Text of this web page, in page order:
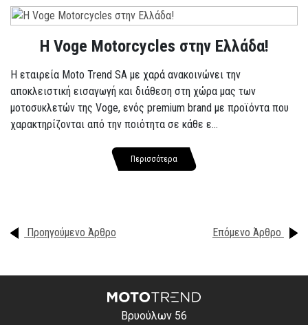
H Voge Motorcycles στην Ελλάδα!
Η εταιρεία Moto Trend SA με χαρά ανακοινώνει την
αποκλειστική εισαγωγή και διάθεση στη χώρα μας των
μοτοσυκλετών της Voge, ενός premium brand με προϊόντα που
χαρακτηρίζονται από την ποιότητα σε κάθε ε...
Περισσότερα
Προηγούμενο Άρθρο Επόμενο Άρθρο
Βρυούλων 56